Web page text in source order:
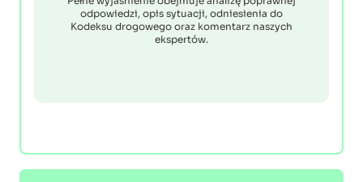
odpowiedzi, opis sytuacji, odniesienia do
Kodeksu drogowego oraz komentarz naszych
ekspertów.